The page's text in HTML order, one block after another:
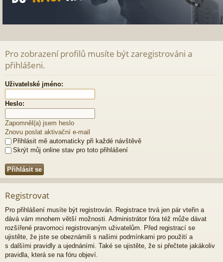
Pro zobrazení profilů musíte být zaregistrováni a
přihlášeni.
Uživatelské jméno:
Heslo:
Zapomněl(a) jsem heslo
Znovu poslat aktivační e-mail
Přihlásit mě automaticky při každé návštěvě
Skrýt můj online stav pro toto přihlášení
Registrovat
Pro přihlášení musíte být registrován. Registrace trvá jen pár vteřin a
dává vám mnohem větší možnosti. Administrátor fóra též může dávat
rozšířené pravomoci registrovaným uživatelům. Před registrací se
ujistěte, že jste se obeznámili s našimi podmínkami pro použití a
s dalšími pravidly a ujednáními. Také se ujistěte, že si přečtete jakákoliv
pravidla, která se na fóru objeví.